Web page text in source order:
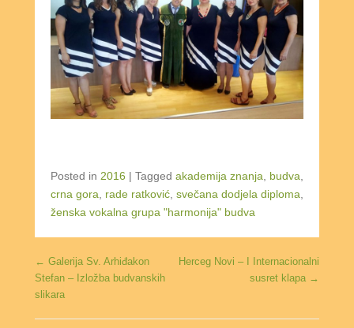
Posted in 2016 | Tagged akademija znanja, budva,
crna gora, rade ratković, svečana dodjela diploma,
ženska vokalna grupa "harmonija" budva
Post navigation
← Galerija Sv. Arhiđakon
Stefan – Izložba budvanskih
slikara
Herceg Novi – I Internacionalni
susret klapa →